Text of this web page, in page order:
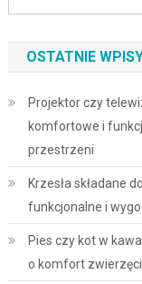
OSTATNIE
Projektor czy
komfortowe i
przestrzeni
Krzesła składane
funkcjonalne i
Pies czy kot w
o komfort